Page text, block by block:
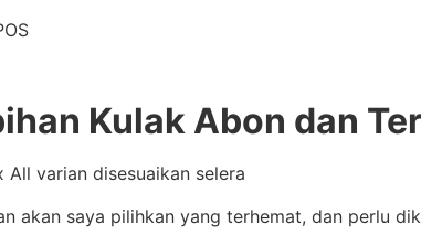
Kulak Abon dan
All varian disesuaikan selera
akan saya pilihkan yang terhemat, dan perlu